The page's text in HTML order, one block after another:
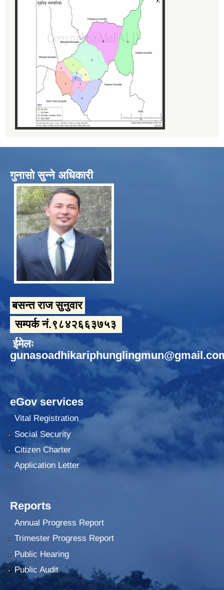
गुनासो सुन्ने अधिकारी
बसन्त राज सुनुवार
सम्पर्क नं.९८४२६६३७५३
ईमेलः
eGov services
Vital Registration
Social Security
Citizen Charter
Application Letter
Reports
Annual Progress Report
Trimester Progress Report
Public Hearing
Public Audit